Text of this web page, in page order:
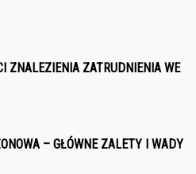
ZNALEZIENIA ZATRUDNIENIA WE
– GŁÓWNE ZALETY I WADY